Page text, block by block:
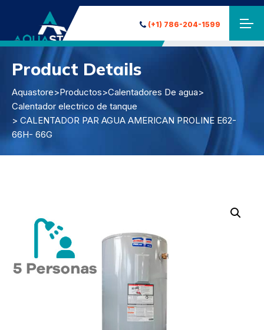
(+1) 786-204-1599
Product Details
Aquastore>Productos>Calentadores De agua>
Calentador electrico de tanque
> CALENTADOR PAR AGUA AMERICAN PROLINE E62-
66H- 66G